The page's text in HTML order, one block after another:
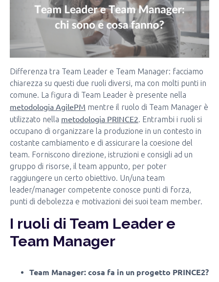
Differenza tra Team Leader e Team Manager: facciamo
chiarezza su questi due ruoli diversi, ma con molti punti in
comune. La figura di Team Leader è presente nella
metodologia AgilePM mentre il ruolo di Team Manager è
utilizzato nella metodologia PRINCE2. Entrambi i ruoli si
occupano di organizzare la produzione in un contesto in
costante cambiamento e di assicurare la coesione del
team. Forniscono direzione, istruzioni e consigli ad un
gruppo di risorse, il team appunto, per poter
raggiungere un certo obiettivo. Un/una team
leader/manager competente conosce punti di forza,
punti di debolezza e motivazioni dei suoi team member.
I ruoli di Team Leader e
Team Manager
Team Manager: cosa fa in un progetto PRINCE2?